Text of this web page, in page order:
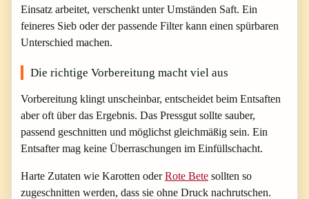
Einsatz arbeitet, verschenkt unter Umständen Saft. Ein
feineres Sieb oder der passende Filter kann einen spürbaren
Unterschied machen.
Die richtige Vorbereitung macht viel aus
Vorbereitung klingt unscheinbar, entscheidet beim Entsaften
aber oft über das Ergebnis. Das Pressgut sollte sauber,
passend geschnitten und möglichst gleichmäßig sein. Ein
Entsafter mag keine Überraschungen im Einfüllschacht.
Harte Zutaten wie Karotten oderRote Bete sollten so
zugeschnitten werden, dass sie ohne Druck nachrutschen.